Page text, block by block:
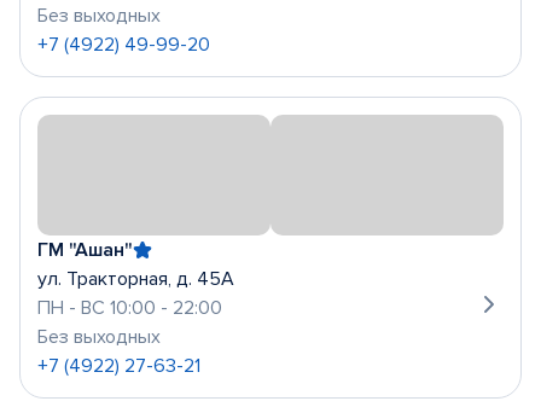
Без выходных
+7 (4922) 49-99-20
ГМ "Ашан"
ул. Тракторная, д. 45А
ПН - ВС 10:00 - 22:00
Без выходных
+7 (4922) 27-63-21